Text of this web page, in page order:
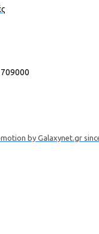
by Galaxynet.gr